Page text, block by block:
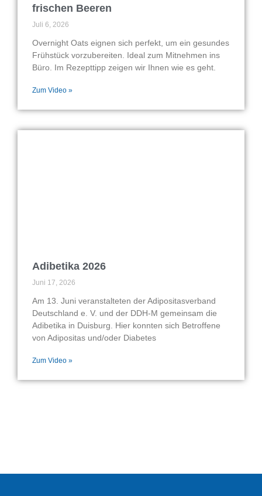
frischen Beeren
Juli 6, 2026
Overnight Oats eignen sich perfekt, um ein gesundes
Frühstück vorzubereiten. Ideal zum Mitnehmen ins
Büro. Im Rezepttipp zeigen wir Ihnen wie es geht.
Zum Video »
Adibetika 2026
Juni 17, 2026
Am 13. Juni veranstalteten der Adipositasverband
Deutschland e. V. und der DDH-M gemeinsam die
Adibetika in Duisburg. Hier konnten sich Betroffene
von Adipositas und/oder Diabetes
Zum Video »